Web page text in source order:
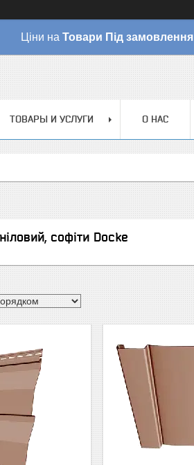
Ціни на Товари Під замовлення
ТОВАРЫ И УСЛУГИ О НАС
софіти Docke